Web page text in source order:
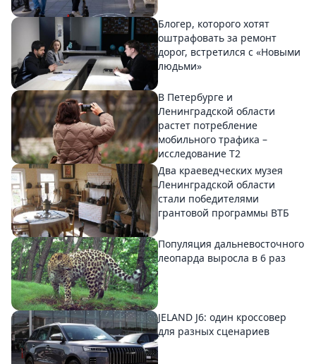
Блогер, которого хотят
оштрафовать за ремонт
дорог, встретился с «Новыми
людьми»
В Петербурге и
Ленинградской области
растет потребление
мобильного трафика –
исследование T2
Два краеведческих музея
Ленинградской области
стали победителями
грантовой программы ВТБ
Популяция дальневосточного
леопарда выросла в 6 раз
JELAND J6: один кроссовер
для разных сценариев